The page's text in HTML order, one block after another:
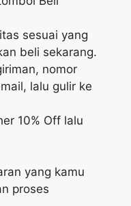
sesuai yang
beli sekarang.
nomor
lalu gulir ke
10% Off lalu
yang kamu
proses